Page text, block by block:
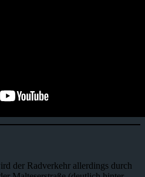
der Radverkehr allerdings durch